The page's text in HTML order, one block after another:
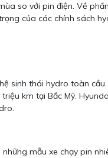
so với pin điện. Về
của các chính sách
thái hydro toàn
km tại Bắc Mỹ.
mẫu xe chạy pin